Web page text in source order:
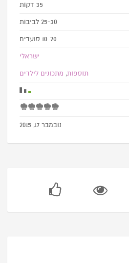
35 דקות
25-30 לביבות
10-20 סועדים
ישראלי
תוספות, מתכונים לילדים
נובמבר 17, 2015